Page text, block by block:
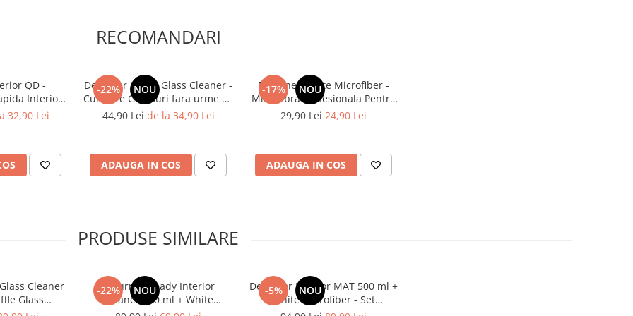
RECOMANDARI
QD -
Interior
Siguranta
32,90 Lei
-22% NOU
Deturner Hydro Glass Cleaner -
Curatare Geamuri fara urme cu
Efect Hidrofob si Evaporare
44,90 Leide la 34,90 Lei
ADAUGA IN COS
-17% NOU
Deturner White Microfiber -
Microfibra Profesionala Pentru
Piele Si Interior - 300 GSM
29,90 Lei24,90 Lei
ADAUGA IN COS
PRODUSE SIMILARE
Cleaner
Glass
Curatare
-22% NOU
Deturner Ready Interior
Cleaner 500 ml + White
Microfiber - Set Curatare
-5% NOU
Deturner Interior MAT 500 ml +
White Microfiber - Set
Intretinere Interior Finish Mat